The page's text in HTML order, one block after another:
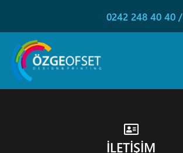
0242 248 40 40 /
İLETİŞİM